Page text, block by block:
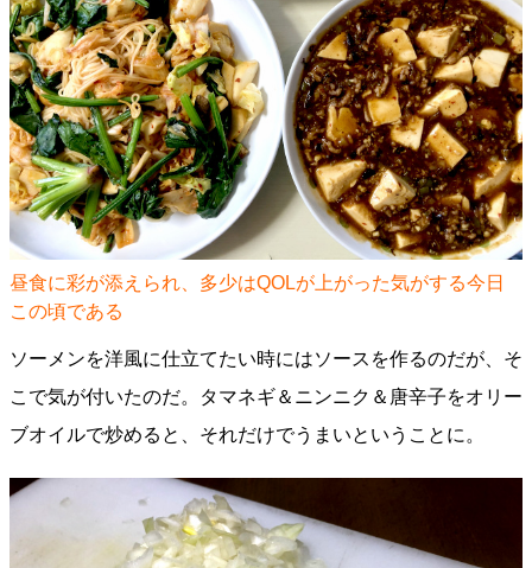
昼食に彩が添えられ、多少はQOLが上がった気がする今日
この頃である
ソーメンを洋風に仕立てたい時にはソースを作るのだが、そ
こで気が付いたのだ。タマネギ＆ニンニク＆唐辛子をオリー
ブオイルで炒めると、それだけでうまいということに。